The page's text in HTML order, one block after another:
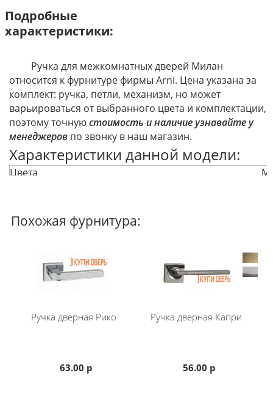
Подробные
характеристики:
Ручка для межкомнатных дверей Милан
относится к фурнитуре фирмы Arni. Цена указана за
комплект: ручка, петли, механизм, но может
варьироваться от выбранного цвета и комплектации,
поэтому точнуюстоимость и наличие узнавайте у
менеджеров по звонку в наш магазин.
Характеристики данной модели:
Цвета
Материал
Тип крепежа
Рекомендуемая толщина дверного полотна
межкомнатных дверей
и подобрать другую.
Похожая фурнитура:
Ручка дверная Рико
63.00 р
Ручка дверная Капри
56.00 р